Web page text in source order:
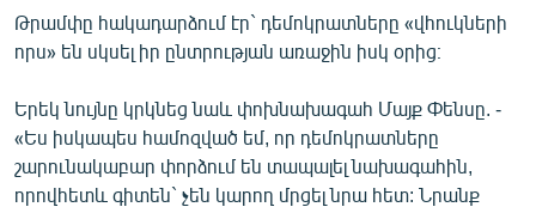
Թրամփը հակադարձում էր` դեմոկրատները «վհուկների
որս» են սկսել իր ընտրության առաջին իսկ օրից։
Երեկ նույնը կրկնեց նաև փոխնախագահ Մայք Փենսը. -
«Ես իսկապես համոզված եմ, որ դեմոկրատները
շարունակաբար փորձում են տապալել նախագահին,
որովհետև գիտեն` չեն կարող մրցել նրա հետ: Նրանք